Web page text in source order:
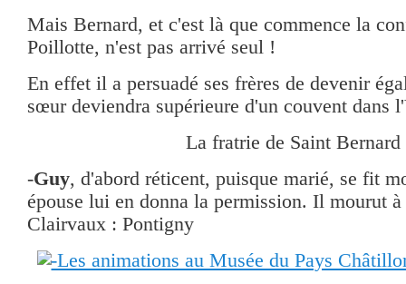
Mais Bernard, et c'est là que commence la
Poillotte, n'est pas arrivé seul !
En effet il a persuadé ses frères de devenir
sœur deviendra supérieure d'un couvent dans
La fratrie de Saint Bernard
-Guy, d'abord réticent, puisque marié, se fit
épouse lui en donna la permission. Il mourut
Clairvaux : Pontigny